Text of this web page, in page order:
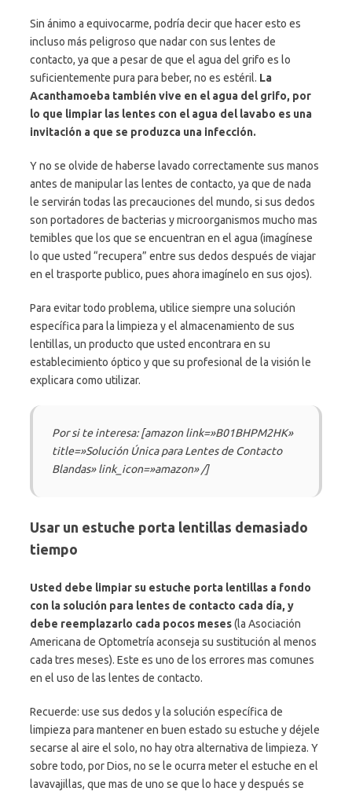
Sin ánimo a equivocarme, podría decir que hacer esto es
incluso más peligroso que nadar con sus lentes de
contacto, ya que a pesar de que el agua del grifo es lo
suficientemente pura para beber, no es estéril. La
Acanthamoeba también vive en el agua del grifo, por
lo que limpiar las lentes con el agua del lavabo es una
invitación a que se produzca una infección.
Y no se olvide de haberse lavado correctamente sus manos
antes de manipular las lentes de contacto, ya que de nada
le servirán todas las precauciones del mundo, si sus dedos
son portadores de bacterias y microorganismos mucho mas
temibles que los que se encuentran en el agua (imagínese
lo que usted “recupera” entre sus dedos después de viajar
en el trasporte publico, pues ahora imagínelo en sus ojos).
Para evitar todo problema, utilice siempre una solución
específica para la limpieza y el almacenamiento de sus
lentillas, un producto que usted encontrara en su
establecimiento óptico y que su profesional de la visión le
explicara como utilizar.
Por si te interesa: [amazon link=»B01BHPM2HK»
title=»Solución Única para Lentes de Contacto
Blandas» link_icon=»amazon» /]
Usar un estuche porta lentillas demasiado
tiempo
Usted debe limpiar su estuche porta lentillas a fondo
con la solución para lentes de contacto cada día, y
debe reemplazarlo cada pocos meses(la Asociación
Americana de Optometría aconseja su sustitución al menos
cada tres meses). Este es uno de los errores mas comunes
en el uso de las lentes de contacto.
Recuerde: use sus dedos y la solución específica de
limpieza para mantener en buen estado su estuche y déjele
secarse al aire el solo, no hay otra alternativa de limpieza. Y
sobre todo, por Dios, no se le ocurra meter el estuche en el
lavavajillas, que mas de uno se que lo hace y después se